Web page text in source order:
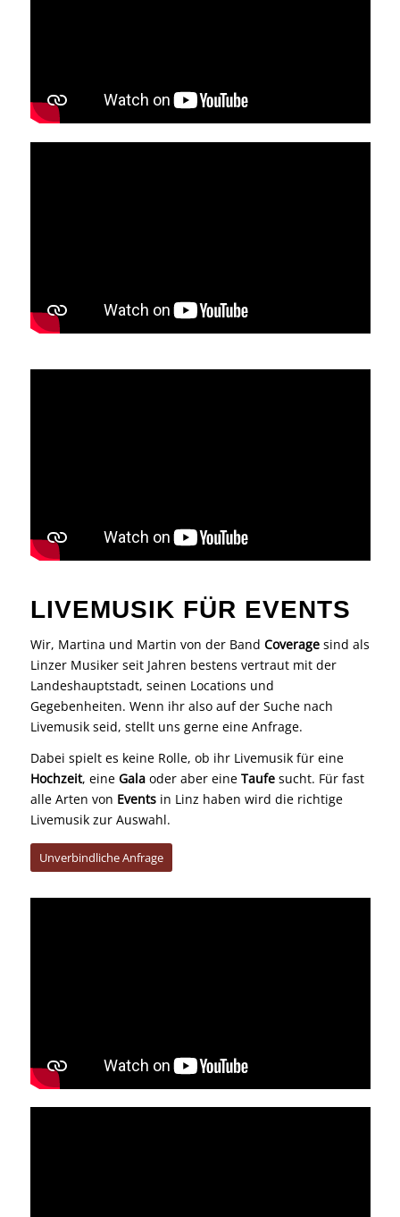
LIVEMUSIK FÜR EVENTS
Wir, Martina und Martin von der Band Coveragesind als
Linzer Musiker seit Jahren bestens vertraut mit der
Landeshauptstadt, seinen Locations und
Gegebenheiten. Wenn ihr also auf der Suche nach
Livemusik seid, stellt uns gerne eine Anfrage.
Dabei spielt es keine Rolle, ob ihr Livemusik für eine
Hochzeit, eine Galaoder aber eine Taufesucht. Für fast
alle Arten von Eventsin Linz haben wird die richtige
Livemusik zur Auswahl.
Unverbindliche Anfrage